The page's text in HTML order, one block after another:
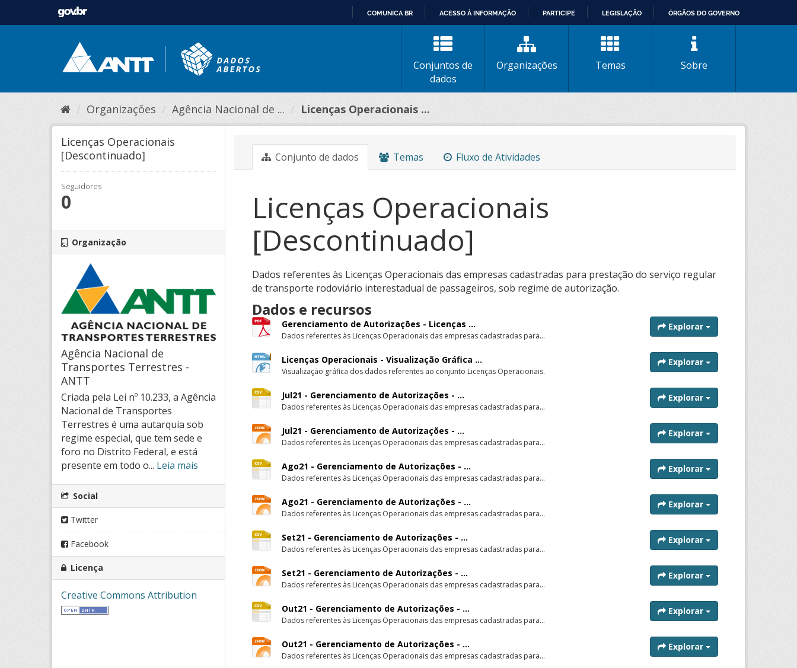
CONTEÚDO
COMUNICA BR ACESSO À INFORMAÇÃO PARTICIPE LEGISLAÇÃO ÓRGÃOS DO GOVERNO
Conjuntos de
dados
Organizações Temas Sobre
Organizações Agência Nacional de ... Licenças Operacionais ...
Licenças Operacionais
[Descontinuado]
Seguidores
0
Organização
Agência Nacional de
Transportes Terrestres -
ANTT
Criada pela Lei nº 10.233, a Agência
Nacional de Transportes
Terrestres é uma autarquia sob
regime especial, que tem sede e
foro no Distrito Federal, e está
presente em todo o... Leia mais
Social
Twitter
Facebook
Licença
Creative Commons Attribution
Conjunto de dados Temas Fluxo de Atividades
Licenças Operacionais
[Descontinuado]
Dados referentes às Licenças Operacionais das empresas cadastradas para prestação do serviço regular
de transporte rodoviário interestadual de passageiros, sob regime de autorização.
Dados e recursos
Gerenciamento de Autorizações - Licenças ...
Dados referentes às Licenças Operacionais das empresas cadastradas para...
Explorar
Licenças Operacionais - Visualização Gráfica ...
Visualização gráfica dos dados referentes ao conjunto Licenças Operacionais.
Explorar
Jul21 - Gerenciamento de Autorizações - ...
Dados referentes às Licenças Operacionais das empresas cadastradas para...
Explorar
Jul21 - Gerenciamento de Autorizações - ...
Dados referentes às Licenças Operacionais das empresas cadastradas para...
Explorar
Ago21 - Gerenciamento de Autorizações - ...
Dados referentes às Licenças Operacionais das empresas cadastradas para...
Explorar
Ago21 - Gerenciamento de Autorizações - ...
Dados referentes às Licenças Operacionais das empresas cadastradas para...
Explorar
Set21 - Gerenciamento de Autorizações - ...
Dados referentes às Licenças Operacionais das empresas cadastradas para...
Explorar
Set21 - Gerenciamento de Autorizações - ...
Dados referentes às Licenças Operacionais das empresas cadastradas para...
Explorar
Out21 - Gerenciamento de Autorizações - ...
Dados referentes às Licenças Operacionais das empresas cadastradas para...
Explorar
Out21 - Gerenciamento de Autorizações - ...
Dados referentes às Licenças Operacionais das empresas cadastradas para...
Explorar